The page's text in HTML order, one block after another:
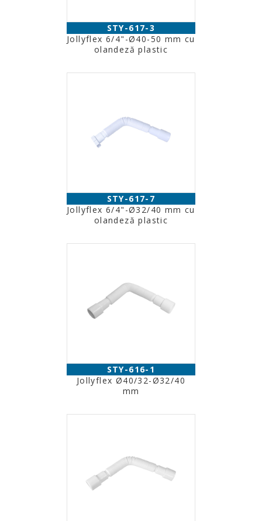
STY-617-3
Jollyflex 6/4"-Ø40-50 mm cu
olandeză plastic
STY-617-7
Jollyflex 6/4"-Ø32/40 mm cu
olandeză plastic
STY-616-1
Jollyflex Ø40/32-Ø32/40
mm